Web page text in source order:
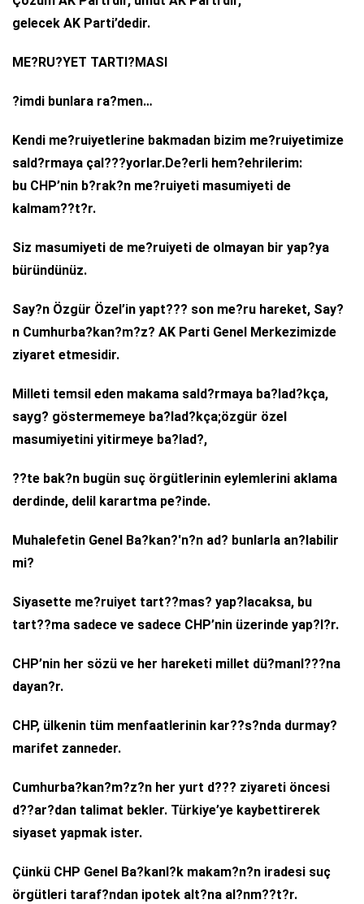
gelecek AK Parti’dedir.
ME?RU?YET TARTI?MASI
?imdi bunlara ra?men…
Kendi me?ruiyetlerine bakmadan bizim me?ruiyetimize
sald?rmaya çal???yorlar.De?erli hem?ehrilerim:
bu CHP’nin b?rak?n me?ruiyeti masumiyeti de
kalmam??t?r.
Siz masumiyeti de me?ruiyeti de olmayan bir yap?ya
büründünüz.
Say?n Özgür Özel’in yapt??? son me?ru hareket, Say?
n Cumhurba?kan?m?z? AK Parti Genel Merkezimizde
ziyaret etmesidir.
Milleti temsil eden makama sald?rmaya ba?lad?kça,
sayg? göstermemeye ba?lad?kça;özgür özel
masumiyetini yitirmeye ba?lad?,
??te bak?n bugün suç örgütlerinin eylemlerini aklama
derdinde, delil karartma pe?inde.
Muhalefetin Genel Ba?kan?'n?n ad? bunlarla an?labilir
mi?
Siyasette me?ruiyet tart??mas? yap?lacaksa, bu
tart??ma sadece ve sadece CHP’nin üzerinde yap?l?r.
CHP’nin her sözü ve her hareketi millet dü?manl???na
dayan?r.
CHP, ülkenin tüm menfaatlerinin kar??s?nda durmay?
marifet zanneder.
Cumhurba?kan?m?z?n her yurt d??? ziyareti öncesi
d??ar?dan talimat bekler. Türkiye’ye kaybettirerek
siyaset yapmak ister.
Çünkü CHP Genel Ba?kanl?k makam?n?n iradesi suç
örgütleri taraf?ndan ipotek alt?na al?nm??t?r.